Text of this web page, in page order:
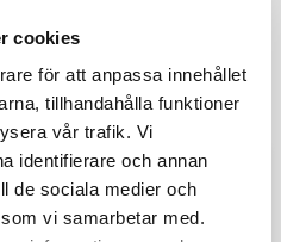
cookies
för att anpassa innehållet
tillhandahålla funktioner
vår trafik. Vi
identifierare och annan
de sociala medier och
vi samarbetar med.